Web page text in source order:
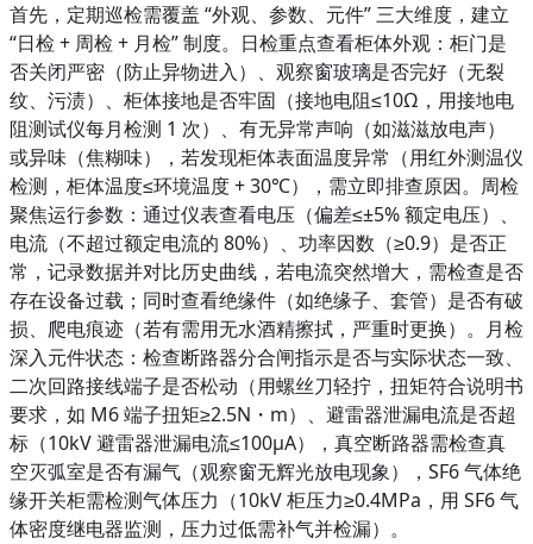
首先，定期巡检需覆盖 “外观、参数、元件” 三大维度，建立
“日检 + 周检 + 月检” 制度。日检重点查看柜体外观：柜门是
否关闭严密（防止异物进入）、观察窗玻璃是否完好（无裂
纹、污渍）、柜体接地是否牢固（接地电阻≤10Ω，用接地电
阻测试仪每月检测 1 次）、有无异常声响（如滋滋放电声）
或异味（焦糊味），若发现柜体表面温度异常（用红外测温仪
检测，柜体温度≤环境温度 + 30℃），需立即排查原因。周检
聚焦运行参数：通过仪表查看电压（偏差≤±5% 额定电压）、
电流（不超过额定电流的 80%）、功率因数（≥0.9）是否正
常，记录数据并对比历史曲线，若电流突然增大，需检查是否
存在设备过载；同时查看绝缘件（如绝缘子、套管）是否有破
损、爬电痕迹（若有需用无水酒精擦拭，严重时更换）。月检
深入元件状态：检查断路器分合闸指示是否与实际状态一致、
二次回路接线端子是否松动（用螺丝刀轻拧，扭矩符合说明书
要求，如 M6 端子扭矩≥2.5N・m）、避雷器泄漏电流是否超
标（10kV 避雷器泄漏电流≤100μA），真空断路器需检查真
空灭弧室是否有漏气（观察窗无辉光放电现象），SF6 气体绝
缘开关柜需检测气体压力（10kV 柜压力≥0.4MPa，用 SF6 气
体密度继电器监测，压力过低需补气并检漏）。